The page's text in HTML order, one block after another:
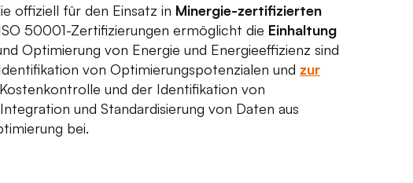
offiziell für den Einsatz in Minergie-zertifizierten
50001-Zertifizierungen ermöglicht die Einhaltung
Optimierung von Energie und Energieeffizienz sind
von Optimierungspotenzialen und zur
und der Identifikation von
und Standardisierung von Daten aus
bei.